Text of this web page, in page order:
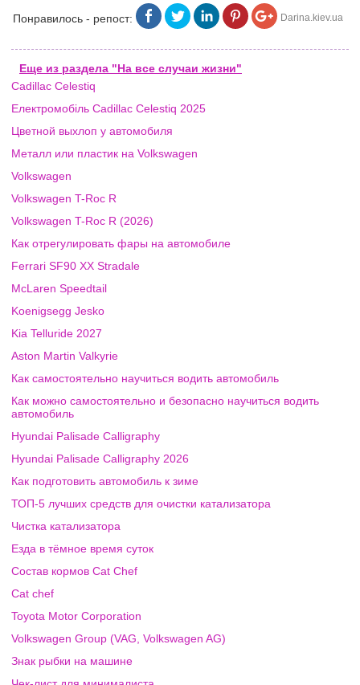
Понравилось - репост: Darina.kiev.ua
Еще из раздела "На все случаи жизни"
Cadillac Celestiq
Електромобіль Cadillac Celestiq 2025
Цветной выхлоп у автомобиля
Металл или пластик на Volkswagen
Volkswagen
Volkswagen T-Roc R
Volkswagen T-Roc R (2026)
Как отрегулировать фары на автомобиле
Ferrari SF90 XX Stradale
McLaren Speedtail
Koenigsegg Jesko
Kia Telluride 2027
Aston Martin Valkyrie
Как самостоятельно научиться водить автомобиль
Как можно самостоятельно и безопасно научиться водить
автомобиль
Hyundai Palisade Calligraphy
Hyundai Palisade Calligraphy 2026
Как подготовить автомобиль к зиме
ТОП-5 лучших средств для очистки катализатора
Чистка катализатора
Езда в тёмное время суток
Состав кормов Cat Chef
Cat chef
Toyota Motor Corporation
Volkswagen Group (VAG, Volkswagen AG)
Знак рыбки на машине